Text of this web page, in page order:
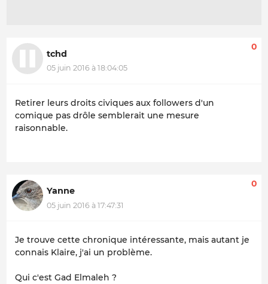
tchd
05 juin 2016 à 18:04:05
0
Retirer leurs droits civiques aux followers d'un
comique pas drôle semblerait une mesure
raisonnable.
Yanne
05 juin 2016 à 17:47:31
0
Je trouve cette chronique intéressante, mais autant je
connais Klaire, j'ai un problème.
Qui c'est Gad Elmaleh ?